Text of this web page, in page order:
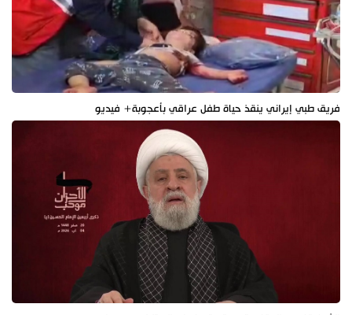
فريق طبي إيراني ينقذ حياة طفل عراقي بأعجوبة+ فيديو